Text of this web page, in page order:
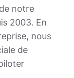
notre
2003. En
nous
de